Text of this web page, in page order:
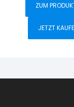
ZUM
JETZT